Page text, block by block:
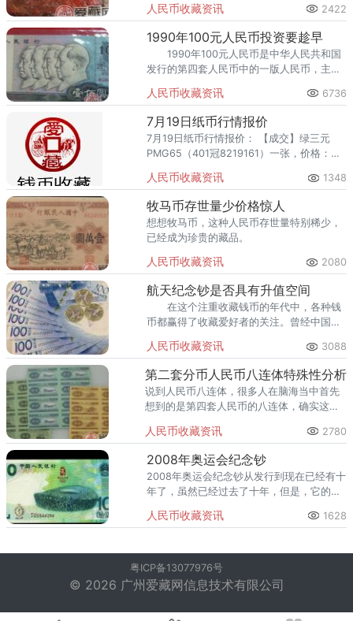
古至今红色在中国文化中代表喜庆、吉祥和
兴旺发达。
人民币收藏资讯 2422
1990年100元人民币投资要趁早
1990年100元人民币是中华人民共和国
发行的第四套人民币中的一版人民币，主颜
的顺序依次为：朱德，刘少奇，周恩来，毛
泽东。
人民币收藏资讯 6736
7月19日纸币行情报价
7月19日纸币行情报价： 【成交】绿三元
PMG65（401冠8219161）一张，价格：
冠9504406-07
人民币收藏资讯 1348
牧马币存世量少价格惊人
想想牧马币，这种人民币存世量特别稀少，
已经成为珍贵的藏品。
人民币收藏资讯 2080
航天纪念钞是否具有升值空间
在这个注重收藏钱币的年代中，各种钱
币都赢得了收藏爱好者的关注。曾经中国在
航天纪念钞。
人民币收藏资讯 3088
第二套分币人民币八连体特殊性分析
说到人民币八连体，很多人在脑海当中首先
想到的是第四套人民币的八连体，确实这一
人民币收藏资讯 2780
2008年奥运会纪念钞
2008年奥运会纪念钞从发行到现在已经有十
年了，虽然已经过去了十年，但是，它的收
意义有很大的关系，那么，它的收藏意义到
人民币收藏资讯 1628
粤ICP备13077976号
© 2026 广州爱藏网信息技术有限公司